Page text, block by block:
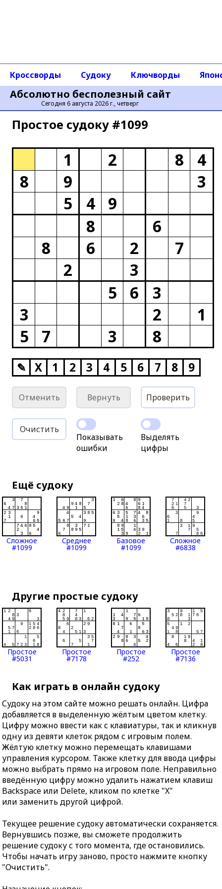
Абсолютно бесполезный сайт
Сегодня 6 августа 2026 г., четверг
Кроссворды Судоку Ключворды
Простое cудоку #1099
1 2 8
4
8
9
3
5
4
9
8
6
8
6 2
7
2
3
5
6
3
3
2
1
5
7 3 8
✎ X 1 2 3 4 5 6 7 8 9
Отменить Вернуть Проверить
Очистить
Показывать
ошибки
Выделять
цифры
Ещё судоку
Сложное
#1099
Среднее
#1099
Базовое
#1099
Сложное
#6838
Другие простые судоку
Простое
#5031
Простое
#7178
Простое
#252
Простое
#7136
Как играть в онлайн судоку
Судоку на этом сайте можно решать онлайн. Цифра
добавляется в выделенную жёлтым цветом клетку.
Цифру можно ввести как с клавиатуры, так и кликнув
одну из девяти клеток рядом с игровым полем.
Жёлтую клетку можно перемещать клавишами
управления курсором. Также клетку для ввода цифры
можно выбрать прямо на игровом поле. Неправильно
введённую цифру можно удалить нажатием клавиш
Backspace или Delete, кликом по клетке "X"
или заменить другой цифрой.
Текущее решение судоку автоматически сохраняется.
Вернувшись позже, вы сможете продолжить
решение судоку с того момента, где остановились.
Чтобы начать игру заново, просто нажмите кнопку
"Очистить".